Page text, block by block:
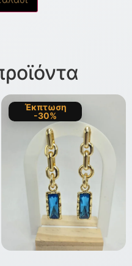
Έκπτωση
-30%